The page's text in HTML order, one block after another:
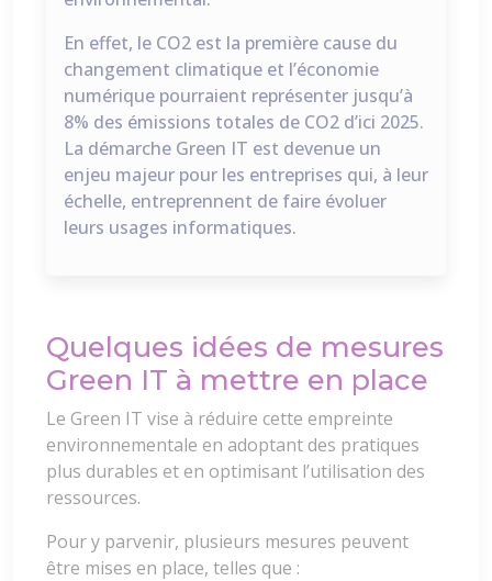
En effet, le CO2 est la première cause du
changement climatique et l’économie
numérique pourraient représenter jusqu’à
8% des émissions totales de CO2 d’ici 2025.
La démarche Green IT est devenue un
enjeu majeur pour les entreprises qui, à leur
échelle, entreprennent de faire évoluer
leurs usages informatiques.
Quelques idées de mesures
Green IT à mettre en place
Le Green IT vise à réduire cette empreinte
environnementale en adoptant des pratiques
plus durables et en optimisant l’utilisation des
ressources.
Pour y parvenir, plusieurs mesures peuvent
être mises en place, telles que :